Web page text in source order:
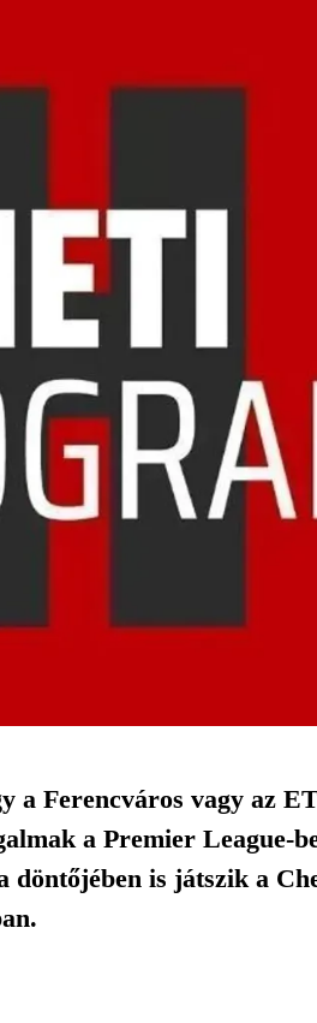
Ferencváros vagy az
a Premier League-
döntőjében is játszik a